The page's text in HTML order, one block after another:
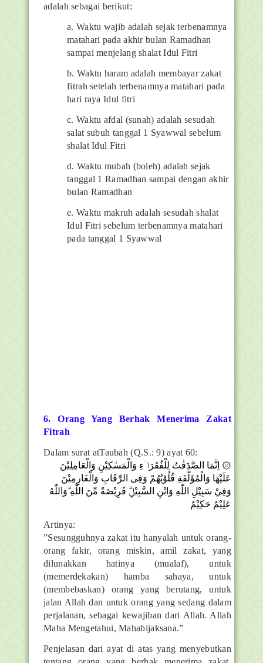
adalah sebagai berikut:
a. Waktu wajib adalah sejak terbenamnya
matahari pada akhir bulan Ramadhan
sampai menjelang shalat Idul Fitri
b. Waktu haram adalah membayar zakat
fitrah setelah terbenamnya matahari pada
hari raya Idul fitri
c. Waktu afdal (sunah) adalah sesudah
salat subuh tanggal 1 Syawwal sebelum
shalat Idul Fitri
d. Waktu mubah (boleh) adalah sejak
tanggal 1 Ramadhan sampai dengan akhir
bulan Ramadhan
e. Waktu makruh adalah sesudah shalat
Idul Fitri sebelum terbenamnya matahari
pada tanggal 1 Syawwal
6. Orang Yang Berhak Menerima Zakat
Fitrah
Dalam surat atTaubah (Q.S.: 9) ayat 60:
۞ اِنَّمَا الصَّدَقٰتُ لِلْفُقَرَاۤءِ وَالْمَسٰكِيْنِ وَالْعَامِلِيْنَ
عَلَيْهَا وَالْمُؤَلَّفَةِ قُلُوْبُهُمْ وَفِى الرِّقَابِ وَالْغَارِمِيْنَ
وَفِيْ سَبِيْلِ اللّٰهِ وَابْنِ السَّبِيْلِۗ فَرِيْضَةً مِّنَ اللّٰهِ ۗوَاللّٰهُ
عَلِيْمٌ حَكِيْمٌ
Artinya:
”Sesungguhnya zakat itu hanyalah untuk orang-
orang fakir, orang miskin, amil zakat, yang
dilunakkan hatinya (mualaf), untuk
(memerdekakan) hamba sahaya, untuk
(membebaskan) orang yang berutang, untuk
jalan Allah dan untuk orang yang sedang dalam
perjalanan, sebagai kewajiban dari Allah. Allah
Maha Mengetahui, Mahabijaksana.”
Penjelasan dari ayat di atas yang menyebutkan